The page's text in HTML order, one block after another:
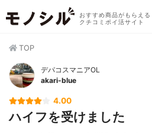
おすすめ商品がもらえる
クチコミポイ活サイト
TOP
デパコスマニアOL
akari-blue
4.00
ハイフを受けました